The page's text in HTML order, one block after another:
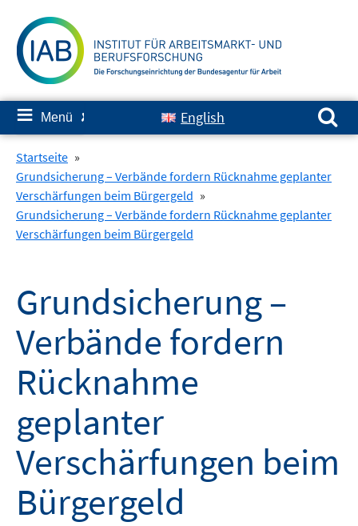
zum
Inhalt
≡ Menü ✘ English
Suchen nach:
Startseite »
Grundsicherung – Verbände fordern Rücknahme geplanter
Verschärfungen beim Bürgergeld »
Grundsicherung – Verbände fordern Rücknahme geplanter
Verschärfungen beim Bürgergeld
Grundsicherung –
Verbände fordern
Rücknahme
geplanter
Verschärfungen beim
Bürgergeld